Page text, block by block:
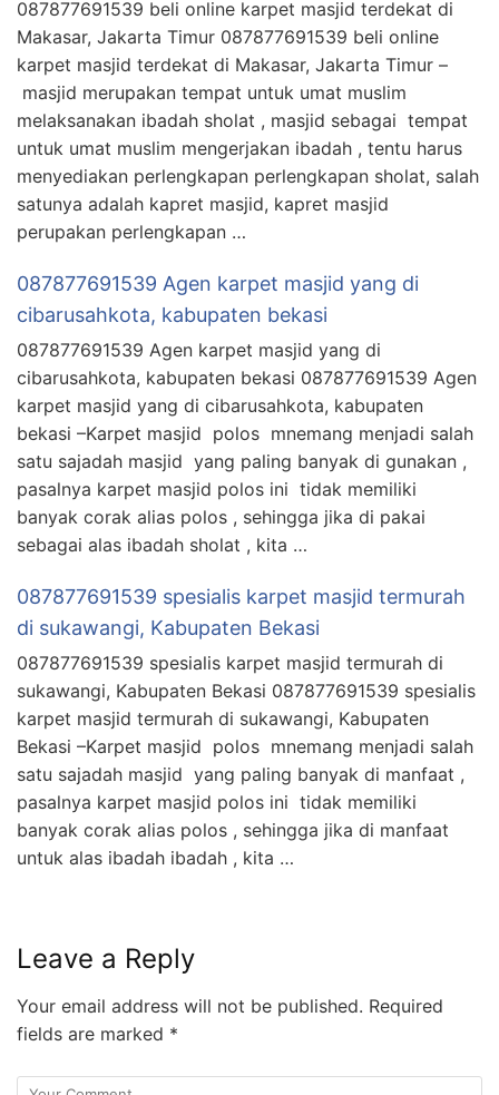
087877691539 beli online karpet masjid terdekat di
Makasar, Jakarta Timur 087877691539 beli online
karpet masjid terdekat di Makasar, Jakarta Timur –
masjid merupakan tempat untuk umat muslim
melaksanakan ibadah sholat , masjid sebagai tempat
untuk umat muslim mengerjakan ibadah , tentu harus
menyediakan perlengkapan perlengkapan sholat, salah
satunya adalah kapret masjid, kapret masjid
perupakan perlengkapan …
087877691539 Agen karpet masjid yang di
cibarusahkota, kabupaten bekasi
087877691539 Agen karpet masjid yang di
cibarusahkota, kabupaten bekasi 087877691539 Agen
karpet masjid yang di cibarusahkota, kabupaten
bekasi –Karpet masjid polos mnemang menjadi salah
satu sajadah masjid yang paling banyak di gunakan ,
pasalnya karpet masjid polos ini tidak memiliki
banyak corak alias polos , sehingga jika di pakai
sebagai alas ibadah sholat , kita …
087877691539 spesialis karpet masjid termurah
di sukawangi, Kabupaten Bekasi
087877691539 spesialis karpet masjid termurah di
sukawangi, Kabupaten Bekasi 087877691539 spesialis
karpet masjid termurah di sukawangi, Kabupaten
Bekasi –Karpet masjid polos mnemang menjadi salah
satu sajadah masjid yang paling banyak di manfaat ,
pasalnya karpet masjid polos ini tidak memiliki
banyak corak alias polos , sehingga jika di manfaat
untuk alas ibadah ibadah , kita …
Leave a Reply
Your email address will not be published. Required
fields are marked *